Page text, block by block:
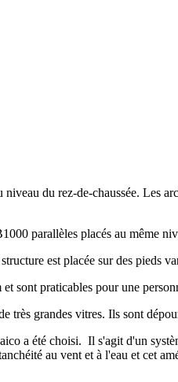
du rez-de-chaussée. Les
parallèles placés au même
est placée sur des pieds
sont praticables pour une
très grandes vitres. Ils sont
a été choisi. Il s'agit d'un
au vent et à l'eau et cet